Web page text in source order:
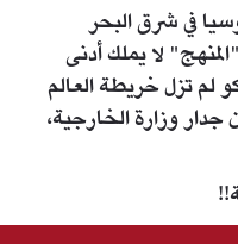
في شرق البحر
لا يملك أدنى
لم تزل خريطة العالم
وزارة الخارجية،